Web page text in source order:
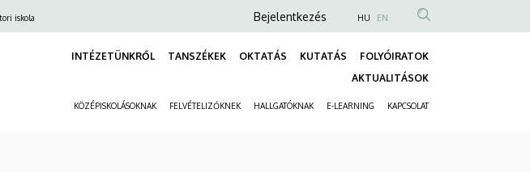
iskola
Anonim
fiók
Bejelentkezés HU EN
INTÉZETÜNKRŐL TANSZÉKEK OKTATÁS KUTATÁS
FOLYÓIRATOK
AKTUALITÁSOK
KÖZÉPISKOLÁSOKNAK FELVÉTELIZŐKNEK HALLGATÓKNAK E-LEARNING KAPCSOLAT